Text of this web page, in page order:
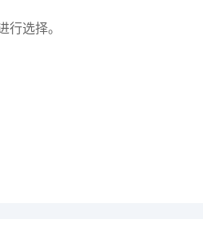
选择。